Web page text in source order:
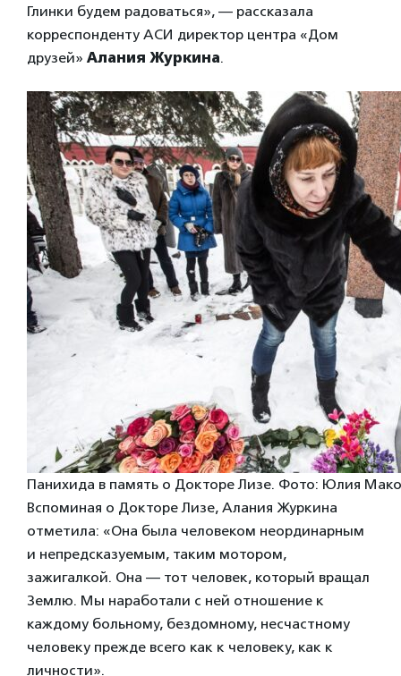
Глинки будем радоваться», — рассказала
корреспонденту АСИ директор центра «Дом
друзей» Алания Журкина.
Панихида в память о Докторе Лизе. Фото: Юлия
Вспоминая о Докторе Лизе, Алания Журкина
отметила: «Она была человеком неординарным
и непредсказуемым, таким мотором,
зажигалкой. Она — тот человек, который вращал
Землю. Мы наработали с ней отношение к
каждому больному, бездомному, несчастному
человеку прежде всего как к человеку, как к
личности».